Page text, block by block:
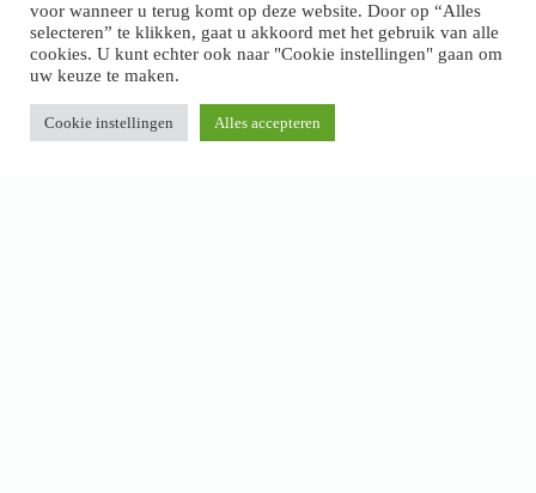
voor wanneer u terug komt op deze website. Door op “Alles
selecteren” te klikken, gaat u akkoord met het gebruik van alle
cookies. U kunt echter ook naar "Cookie instellingen" gaan om
uw keuze te maken.
Cookie instellingen Alles accepteren